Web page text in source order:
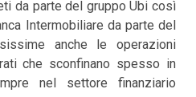
da parte del gruppo Ubi così
Intermobiliare da parte del
anche le operazioni
che sconfinano spesso in
nel settore finanziario